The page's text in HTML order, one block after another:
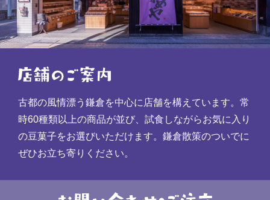
古都の風情漂う鎌倉を中心に店舗を構えています。常
時60種類以上の商品が並び、試食しながらお気に入り
の豆菓子をお選びいただけます。鎌倉散策のついでに
ぜひお立ち寄りください。